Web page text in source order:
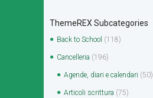
ThemeREX Subcategories
Back to School (118)
Cancelleria (196)
Agende, diari e calendari (50)
Articoli scrittura (75)